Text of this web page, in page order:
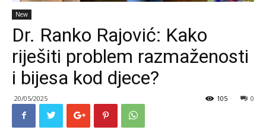
New
Dr. Ranko Rajović: Kako
riješiti problem razmaženosti
i bijesa kod djece?
20/05/2025 0
105